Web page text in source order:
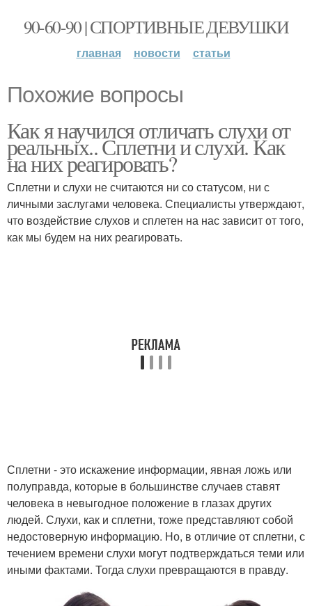
90-60-90 | СПОРТИВНЫЕ ДЕВУШКИ
главная новости статьи
Похожие вопросы
Как я научился отличать слухи от
реальных.. Сплетни и слухи. Как
на них реагировать?
Сплетни и слухи не считаются ни со статусом, ни с
личными заслугами человека. Специалисты утверждают,
что воздействие слухов и сплетен на нас зависит от того,
как мы будем на них реагировать.
Сплетни - это искажение информации, явная ложь или
полуправда, которые в большинстве случаев ставят
человека в невыгодное положение в глазах других
людей. Слухи, как и сплетни, тоже представляют собой
недостоверную информацию. Но, в отличие от сплетни, с
течением времени слухи могут подтверждаться теми или
иными фактами. Тогда слухи превращаются в правду.